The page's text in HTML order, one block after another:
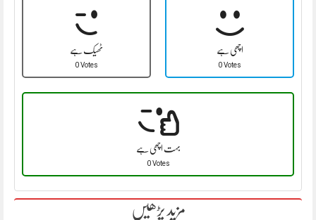
ٹھیک ہے
0 Votes
اچھی ہے
0 Votes
بہت اچھی ہے
0 Votes
مزید پڑھیں